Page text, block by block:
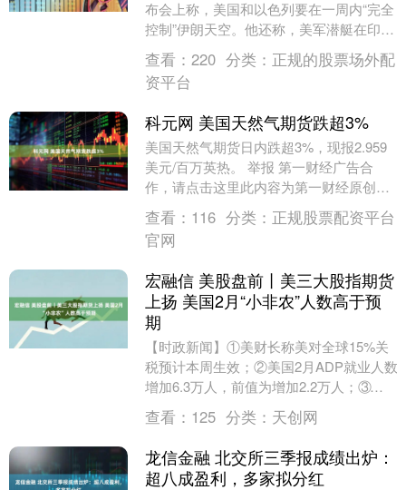
布会上称，美国和以色列要在一周内“完全
控制”伊朗天空。他还称，美军潜艇在印度
洋击沉了一艘伊朗军舰。此外，一名曾试
图策划暗杀....
查看： 220 分类： 正规的股票场外配
资平台
科元网 美国天然气期货跌超3%
美国天然气期货日内跌超3%，现报2.959
美元/百万英热。 举报 第一财经广告合
作，请点击这里此内容为第一财经原创，
著作权归第一财经所有。未经第一财经书
面授权，....
查看： 116 分类： 正规股票配资平台
官网
宏融信 美股盘前丨美三大股指期货
上扬 美国2月“小非农”人数高于预
期
【时政新闻】①美财长称美对全球15%关
税预计本周生效；②美国2月ADP就业人数
增加6.3万人，前值为增加2.2万人；③伊朗
已确定最高领袖的几位候选人，即将从中
选....
查看： 125 分类： 天创网
龙信金融 北交所三季报成绩出炉：
超八成盈利，多家拟分红